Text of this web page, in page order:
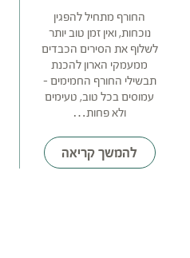
החורף מתחיל להפגין
נוכחות, ואין זמן טוב יותר
לשלוף את הסירים הכבדים
ממעמקי הארון להכנת
תבשילי החורף החמימים –
עמוסים בכל טוב, טעימים
ולא פחות…
להמשך קריאה